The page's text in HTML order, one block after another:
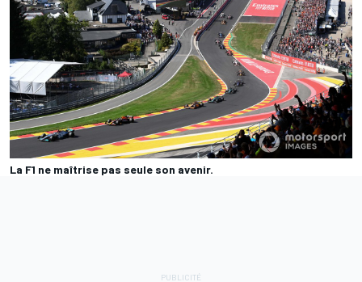
La F1 ne maîtrise pas seule son avenir.